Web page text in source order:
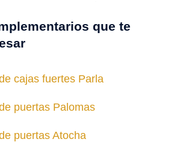
que te
cajas fuertes Parla
puertas Palomas
puertas Atocha